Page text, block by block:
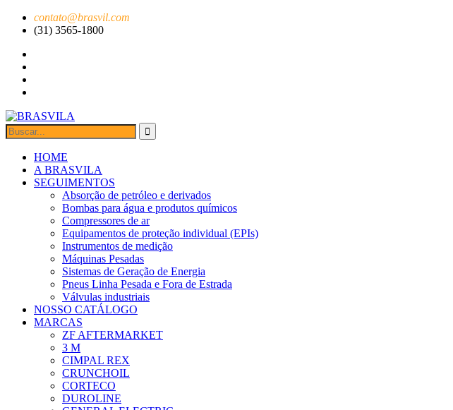
contato@brasvil.com
(31) 3565-1800
HOME
A BRASVILA
SEGUIMENTOS
Absorção de petróleo e derivados
Bombas para água e produtos químicos
Compressores de ar
Equipamentos de proteção individual (EPIs)
Instrumentos de medição
Máquinas Pesadas
Sistemas de Geração de Energia
Pneus Linha Pesada e Fora de Estrada
Válvulas industriais
NOSSO CATÁLOGO
MARCAS
ZF AFTERMARKET
3 M
CIMPAL REX
CRUNCHOIL
CORTECO
DUROLINE